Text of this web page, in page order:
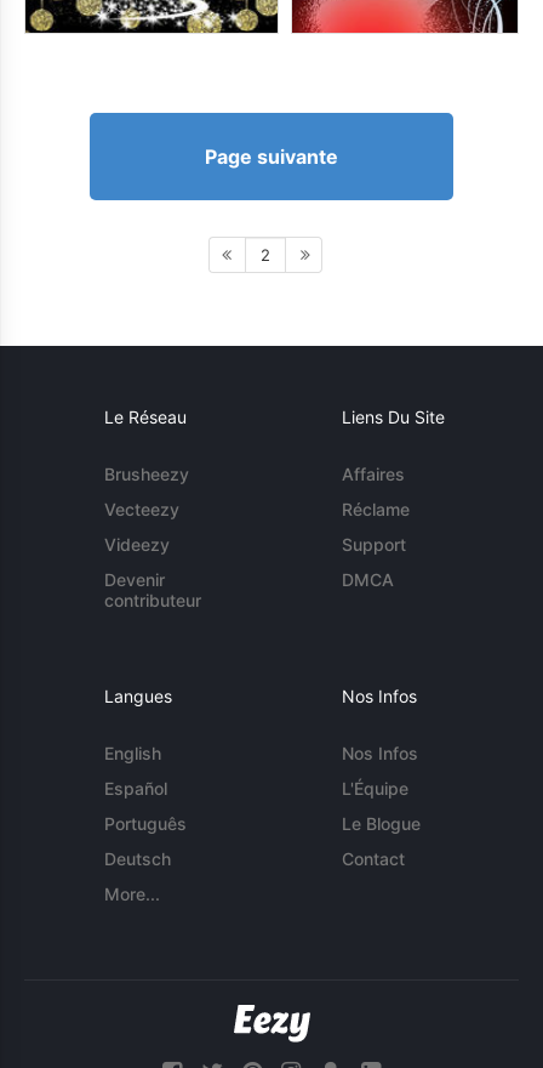
Page suivante
2
Le Réseau
Brusheezy
Vecteezy
Videezy
Devenir
contributeur
Liens Du Site
Affaires
Réclame
Support
DMCA
Langues
English
Español
Português
Deutsch
More...
Nos Infos
Nos Infos
L'Équipe
Le Blogue
Contact